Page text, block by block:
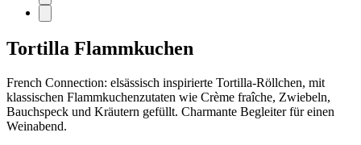
Tortilla Flammkuchen
French Connection: elsässisch inspirierte Tortilla-Röllchen, mit
klassischen Flammkuchenzutaten wie Crème fraîche, Zwiebeln,
Bauchspeck und Kräutern gefüllt. Charmante Begleiter für einen
Weinabend.